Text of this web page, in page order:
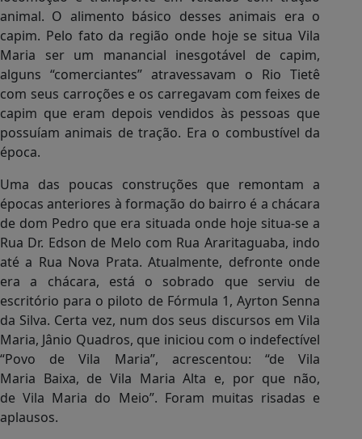
animal. O alimento básico desses animais era o
capim. Pelo fato da região onde hoje se situa Vila
Maria ser um manancial inesgotável de capim,
alguns “comerciantes” atravessavam o Rio Tietê
com seus carroções e os carregavam com feixes de
capim que eram depois vendidos às pessoas que
possuíam animais de tração. Era o combustível da
época.
Uma das poucas construções que remontam a
épocas anteriores à formação do bairro é a chácara
de dom Pedro que era situada onde hoje situa-se a
Rua Dr. Edson de Melo com Rua Araritaguaba, indo
até a Rua Nova Prata. Atualmente, defronte onde
era a chácara, está o sobrado que serviu de
escritório para o piloto de Fórmula 1, Ayrton Senna
da Silva. Certa vez, num dos seus discursos em Vila
Maria, Jânio Quadros, que iniciou com o indefectível
“Povo de Vila Maria”, acrescentou: “de Vila
Maria Baixa, de Vila Maria Alta e, por que não,
de Vila Maria do Meio”. Foram muitas risadas e
aplausos.